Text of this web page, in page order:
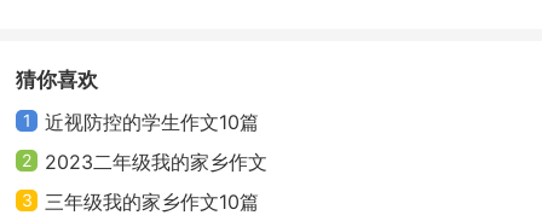
作文范文三
生命，是短暂的，也是永恒的;既是坚强的，也是脆
弱的。我们应该珍惜生命，让脆弱的生命变得顽强，让
短暂的生命变得永恒。
猜你喜欢
1 近视防控的学生作文10篇
2 2023二年级我的家乡作文
3 三年级我的家乡作文10篇